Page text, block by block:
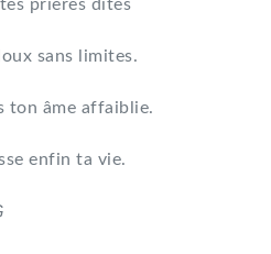
prières dites
sans limites.
ton âme affaiblie.
enfin ta vie.